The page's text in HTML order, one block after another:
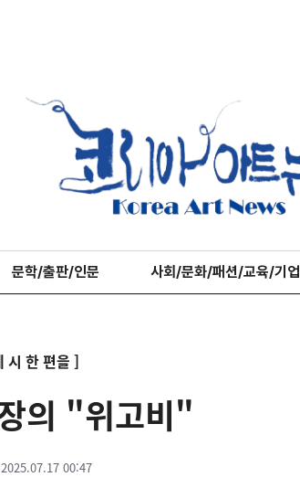
문학/출판/인문 사회/문화/패션/교육/기업
시 한 편을 ]
의 "위고비"
2025.07.17 00:47